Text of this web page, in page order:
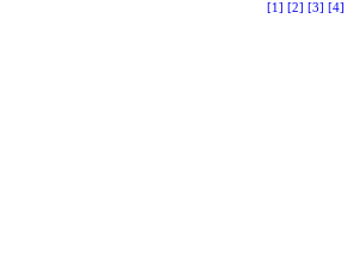
[1] [2] [3] [4]